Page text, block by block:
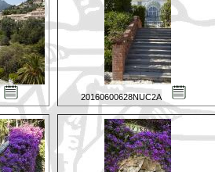
20160600628NUC2A